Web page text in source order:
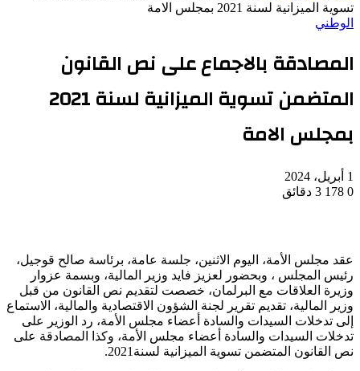
تسوية الميزانية لسنة 2021 بمجلس الامة
الوطني
المصادقة بالاجماع على نص القانون
المتضمن تسوية الميزانية لسنة 2021
بمجلس الامة
1 أبريل، 2024
0
3 دقائق
عقد مجلس الأمة، اليوم الاثنين، جلسة عامة، برئاسة صالح قوجيل،
رئيس المجلس ، وبحضور لعزيز فايد وزير المالية، وبسمة عزوار
وزيرة العلاقات مع البرلمان، خصصت لتقديم نص القانون من قبل
وزير المالية، تقديم تقرير لجنة الشؤون الاقتصادية والمالية، الاستماع
إلى تدخلات السيدات والسادة أعضاء مجلس الأمة، رد الوزير على
تدخلات السيدات والسادة أعضاء مجلس الأمة، وكذا المصادقة على
نص القانون المتضمن تسوية الميزانية لسنة2021.